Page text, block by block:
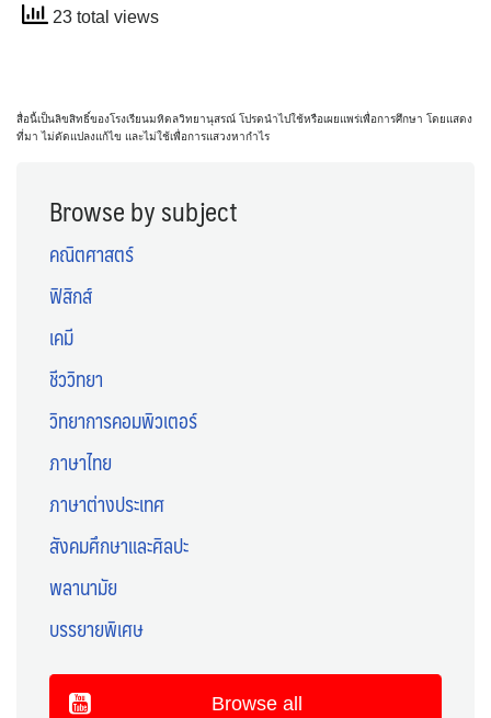
23 total views
สื่อนี้เป็นลิขสิทธิ์ของโรงเรียนมหิดลวิทยานุสรณ์ โปรดนำไปใช้หรือเผยแพร่เพื่อการศึกษา โดยแสดง
ที่มา ไม่ดัดแปลงแก้ไข และไม่ใช้เพื่อการแสวงหากำไร
Browse by subject
คณิตศาสตร์
ฟิสิกส์
เคมี
ชีววิทยา
วิทยาการคอมพิวเตอร์
ภาษาไทย
ภาษาต่างประเทศ
สังคมศึกษาและศิลปะ
พลานามัย
บรรยายพิเศษ
Browse all